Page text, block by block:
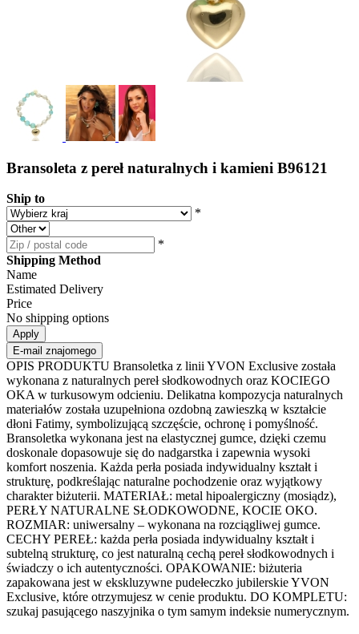
Bransoleta z pereł naturalnych i kamieni B96121
Ship to
*
*
Shipping Method
Name
Estimated Delivery
Price
No shipping options
Apply
E-mail znajomego
OPIS PRODUKTU Bransoletka z linii YVON Exclusive została
wykonana z naturalnych pereł słodkowodnych oraz KOCIEGO
OKA w turkusowym odcieniu. Delikatna kompozycja naturalnych
materiałów została uzupełniona ozdobną zawieszką w kształcie
dłoni Fatimy, symbolizującą szczęście, ochronę i pomyślność.
Bransoletka wykonana jest na elastycznej gumce, dzięki czemu
doskonale dopasowuje się do nadgarstka i zapewnia wysoki
komfort noszenia. Każda perła posiada indywidualny kształt i
strukturę, podkreślając naturalne pochodzenie oraz wyjątkowy
charakter biżuterii. MATERIAŁ: metal hipoalergiczny (mosiądz),
PERŁY NATURALNE SŁODKOWODNE, KOCIE OKO.
ROZMIAR: uniwersalny – wykonana na rozciągliwej gumce.
CECHY PEREŁ: każda perła posiada indywidualny kształt i
subtelną strukturę, co jest naturalną cechą pereł słodkowodnych i
świadczy o ich autentyczności. OPAKOWANIE: biżuteria
zapakowana jest w ekskluzywne pudełeczko jubilerskie YVON
Exclusive, które otrzymujesz w cenie produktu. DO KOMPLETU:
szukaj pasującego naszyjnika o tym samym indeksie numerycznym.